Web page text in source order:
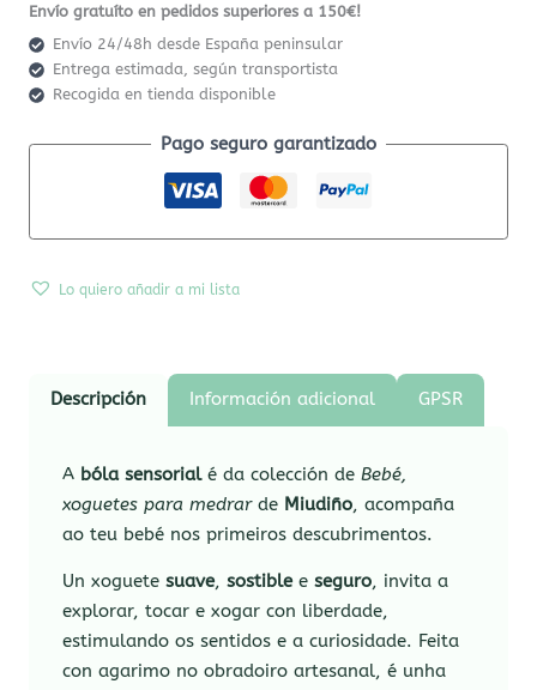
Envío gratuíto en pedidos superiores a 150€!
Envío 24/48h desde España peninsular
Entrega estimada, según transportista
Recogida en tienda disponible
Pago seguro garantizado
Lo quiero añadir a mi lista
Descripción Información adicional GPSR
A bóla sensorialé da colección deBebé,
xoguetes para medrarde Miudiño, acompaña
ao teu bebé nos primeiros descubrimentos.
Un xoguetesuave,sostibleeseguro, invita a
explorar, tocar e xogar con liberdade,
estimulando os sentidos e a curiosidade. Feita
con agarimo no obradoiro artesanal, é unha